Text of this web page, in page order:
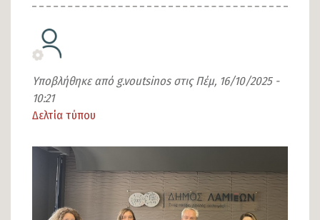
Υποβλήθηκε από g.voutsinosστιςΠέμ, 16/10/2025 -
10:21
Είδος
Δελτία τύπου
Εικόνα